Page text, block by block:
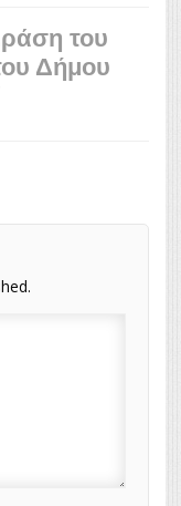
του
Δήμου